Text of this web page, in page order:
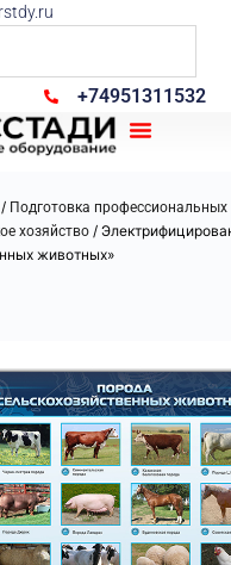
+74951311532
/ Подготовка профессиональных
хозяйство /
животных»